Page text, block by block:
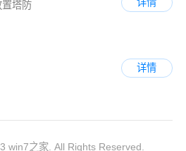
塔防
详情
win7之家. All Rights Reserved.